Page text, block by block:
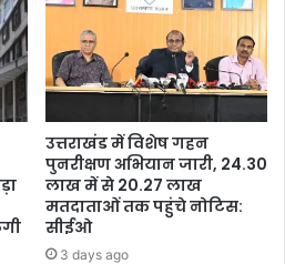
उत्तराखंड में विशेष गहन
पुनरीक्षण अभियान जारी, 24.30
लाख में से 20.27 लाख
मतदाताओं तक पहुंचे नोटिस:
सीईओ
3 days ago